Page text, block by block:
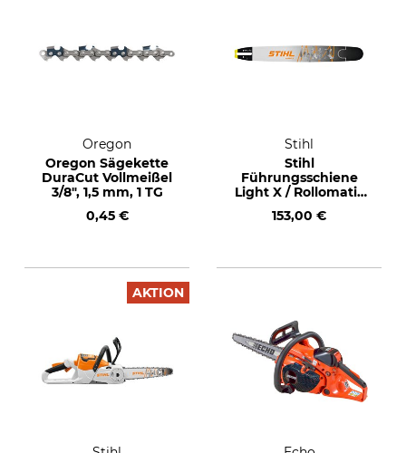
Oregon
Oregon Sägekette
DuraCut Vollmeißel
3/8", 1,5 mm, 1 TG
0,45 €
Stihl
Stihl
Führungsschiene
Light X / Rollomatic
mm, 63 cm
153,00 €
AKTION